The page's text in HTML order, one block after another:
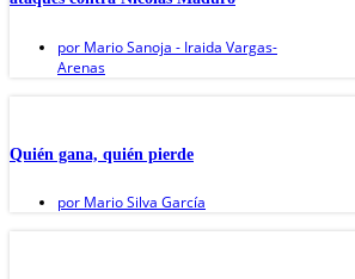
por Mario Sanoja - Iraida Vargas-
Arenas
Quién gana, quién pierde
por Mario Silva García